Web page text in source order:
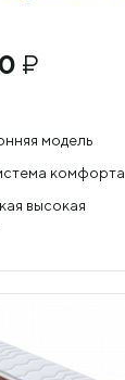
₽
модель
комфорта
высокая